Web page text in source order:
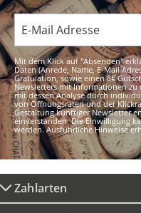
Mit dem Klick auf "Absenden"
Daten (Anrede, Name, E-Mail
Gratulation, sowie einen 8€
Newsletters mit Informationen
mit dessen Analyse durch
von Öffnungsraten und der
Gestaltung künftiger Newsletter
einverstanden. Die Einwilligung
werden. Ausführliche Hinweise
Zahlarten